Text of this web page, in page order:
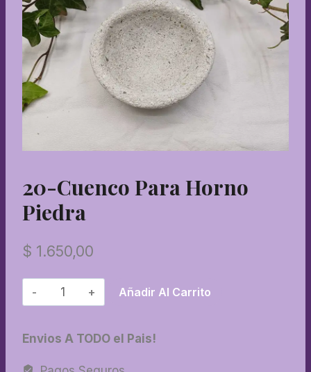
20-Cuenco Para Horno
Piedra
$ 1.650,00
20-
Cuenco
horno
Añadir Al Carrito
Envios A TODO el Pais!